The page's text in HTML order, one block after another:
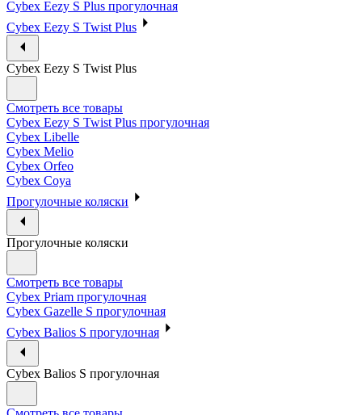
Cybex Eezy S Plus прогулочная
Cybex Eezy S Twist Plus
Cybex Eezy S Twist Plus
Смотреть все товары
Cybex Eezy S Twist Plus прогулочная
Cybex Libelle
Cybex Melio
Cybex Orfeo
Cybex Coya
Прогулочные коляски
Прогулочные коляски
Смотреть все товары
Cybex Priam прогулочная
Cybex Gazelle S прогулочная
Cybex Balios S прогулочная
Cybex Balios S прогулочная